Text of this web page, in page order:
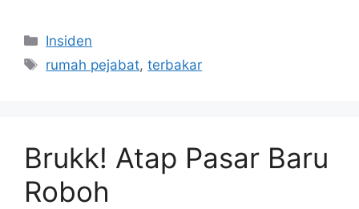
Kategori
Insiden
Tag
rumah pejabat,terbakar
Brukk! Atap Pasar Baru
Roboh